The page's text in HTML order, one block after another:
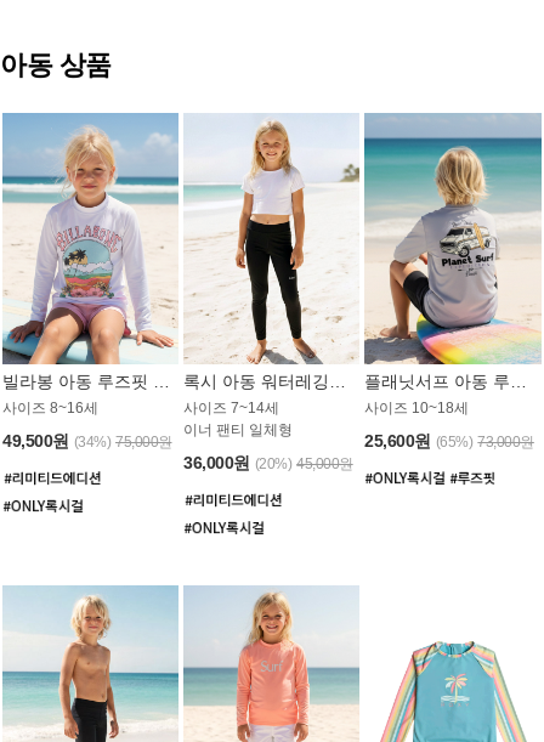
아동 상품
사이즈 8~16세
49,500원 (34%) 75,000원
사이즈 7~14세
이너 팬티 일체형
36,000원 (20%) 45,000원
사이즈 10~18세
25,600원 (65%) 73,000원